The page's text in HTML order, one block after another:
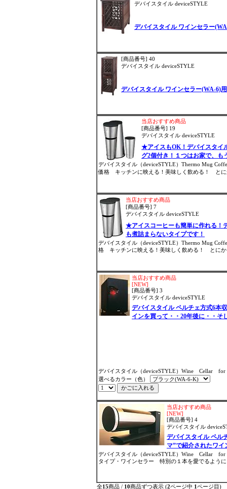
デバイスタイル deviceSTYLE
デバイスタイル ワインセラー
[商品番号] 40
デバイスタイル deviceSTYLE
デバイスタイル ワインセラー(WA-6)
当店おすすめ商品
[商品番号] 19
デバイスタイル deviceSTYLE
★アイスもOK！デバイスタイ
グ2個付き！１つはお家で、も
デバイスタイル（deviceSTYLE）Thermo Mug
価格 キッチンに映える！美味しく飲める！ と
当店おすすめ商品
[商品番号] 7
デバイスタイル deviceSTYLE
★アイスコーヒーも簡単に作れる！
も煮詰まらないタイプです！
デバイスタイル（deviceSTYLE）Thermo Mug
格 キッチンに映える！美味しく飲める！ とに
当店おすすめ商品
[NEW]
[商品番号] 3
デバイスタイル deviceSTYLE
デバイスタイル ペルチェ方式6本
インを買って・・20年後に・・そ
デバイスタイル（deviceSTYLE）Wine
選べるカラー（色）
当店おすすめ商品
[NEW]
[商品番号] 4
デバイスタイル
デバイスタイル ペル
マ”で紹介されたワ
デバイスタイル（deviceSTYLE）Wine
タイプ・ワインセラー 特別の１本を愛でるよう
全15商品 / 10商品ずつ表示 (2ページ中 1 ページ目)